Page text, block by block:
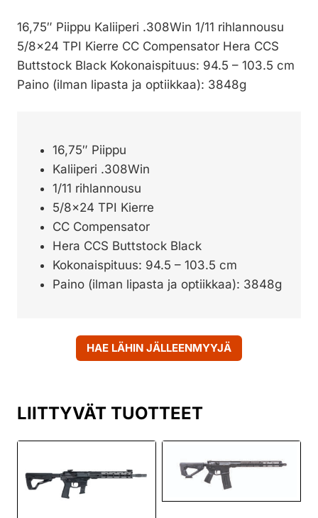
16,75″ Piippu Kaliiperi .308Win 1/11 rihlannousu
5/8×24 TPI Kierre CC Compensator Hera CCS
Buttstock Black Kokonaispituus: 94.5 – 103.5 cm
Paino (ilman lipasta ja optiikkaa): 3848g
16,75″ Piippu
Kaliiperi .308Win
1/11 rihlannousu
5/8×24 TPI Kierre
CC Compensator
Hera CCS Buttstock Black
Kokonaispituus: 94.5 – 103.5 cm
Paino (ilman lipasta ja optiikkaa): 3848g
HAE LÄHIN JÄLLEENMYYJÄ
LIITTYVÄT TUOTTEET